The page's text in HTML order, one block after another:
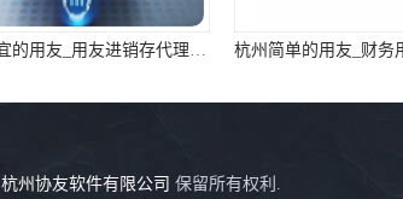
杭州便宜的用友_用友进销存代理_用友浙江
杭州协友软件有限公司 保留所有权利.